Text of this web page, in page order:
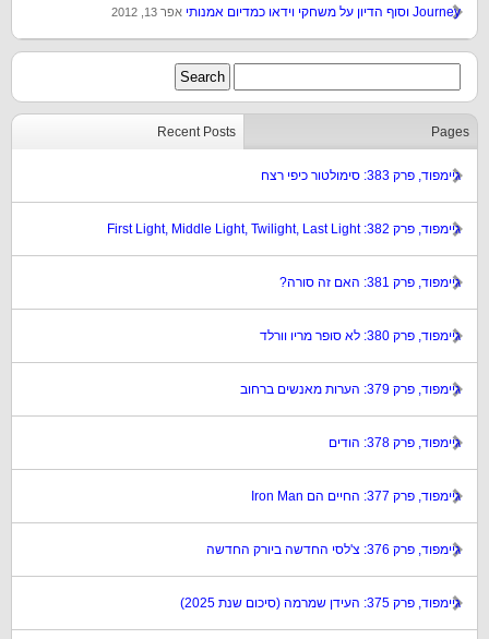
Journey וסוף הדיון על משחקי וידאו כמדיום אמנותי אפר 13, 2012
Recent Posts Pages
גיימפוד, פרק 383: סימולטור כיפי רצח
גיימפוד, פרק 382: First Light, Middle Light, Twilight, Last Light
גיימפוד, פרק 381: האם זה סורה?
גיימפוד, פרק 380: לא סופר מריו וורלד
גיימפוד, פרק 379: הערות מאנשים ברחוב
גיימפוד, פרק 378: הודים
גיימפוד, פרק 377: החיים הם Iron Man
גיימפוד, פרק 376: צ'לסי החדשה ביורק החדשה
גיימפוד, פרק 375: העידן שמרמה (סיכום שנת 2025)